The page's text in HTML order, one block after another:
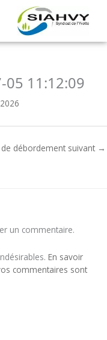
05 11:12:09
débordement suivant →
un commentaire.
En savoir
commentaires sont